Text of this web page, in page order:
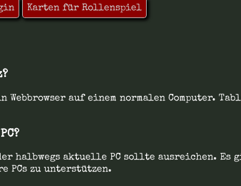
Karten für Rollenspiel
auf einem normalen Computer.
halbwegs aktuelle PC sollte ausreichen.
PCs zu unterstützen.